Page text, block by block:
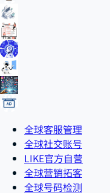
全球客服管理
全球社交账号
LIKE官方自营
全球营销拓客
全球号码检测